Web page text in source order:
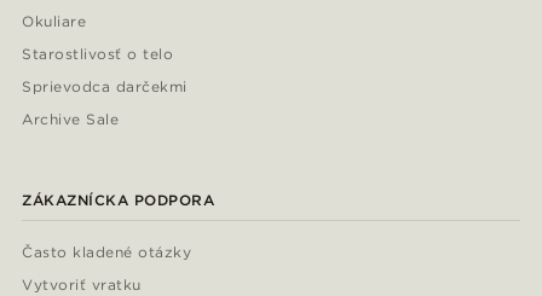
Okuliare
Starostlivosť o telo
Sprievodca darčekmi
Archive Sale
ZÁKAZNÍCKA PODPORA
Často kladené otázky
Vytvoriť vratku